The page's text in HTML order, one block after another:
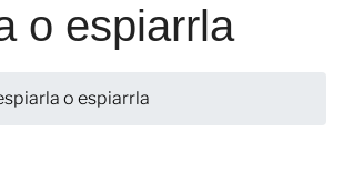
o espiarrla
o espiarrla